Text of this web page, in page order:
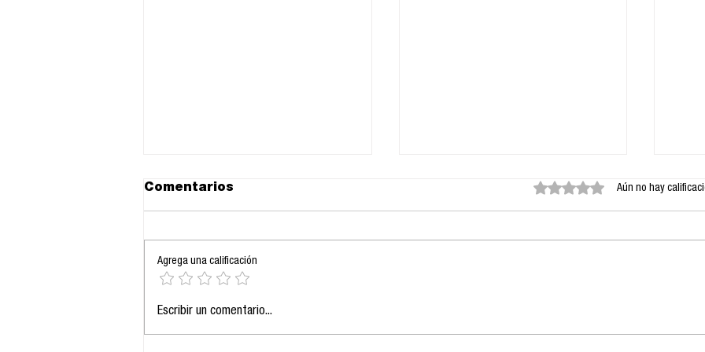
24.11.2025: La IA como
Comentarios Obtuvo 0 de 5 estrellas.
Aún no hay
Agrega una calificación
Escribir un comentario...